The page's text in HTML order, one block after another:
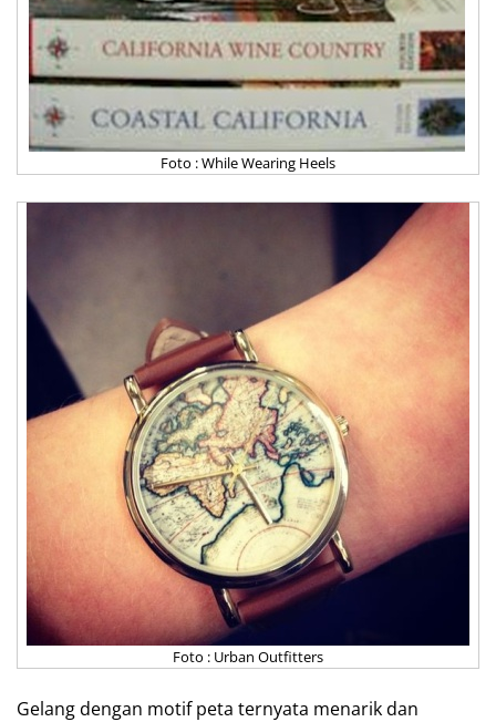
Foto : While Wearing Heels
Foto : Urban Outfitters
Gelang dengan motif peta ternyata menarik dan